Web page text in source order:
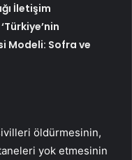
İletişim
Modeli: Sofra ve
öldürmesinin,
yok etmesinin